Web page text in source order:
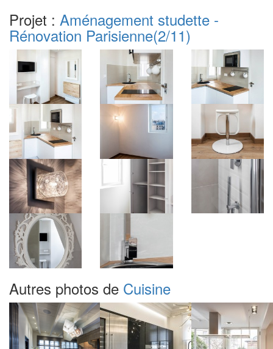
Projet : Aménagement studette -
Rénovation Parisienne(2/11)
Autres photos de Cuisine